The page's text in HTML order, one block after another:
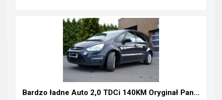
Bardzo ładne Auto 2,0 TDCi 140KM Oryginał Panorama...